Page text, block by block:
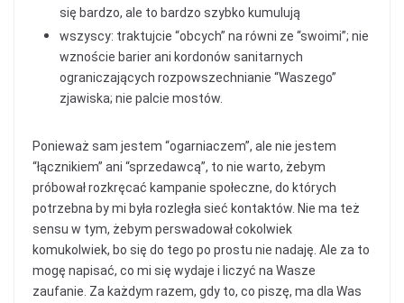
się bardzo, ale to bardzo szybko kumulują
wszyscy: traktujcie “obcych” na równi ze “swoimi”; nie
wznoście barier ani kordonów sanitarnych
ograniczających rozpowszechnianie “Waszego”
zjawiska; nie palcie mostów.
Ponieważ sam jestem “ogarniaczem”, ale nie jestem
“łącznikiem” ani “sprzedawcą”, to nie warto, żebym
próbował rozkręcać kampanie społeczne, do których
potrzebna by mi była rozległa sieć kontaktów. Nie ma też
sensu w tym, żebym perswadował cokolwiek
komukolwiek, bo się do tego po prostu nie nadaję. Ale za to
mogę napisać, co mi się wydaje i liczyć na Wasze
zaufanie. Za każdym razem, gdy to, co piszę, ma dla Was